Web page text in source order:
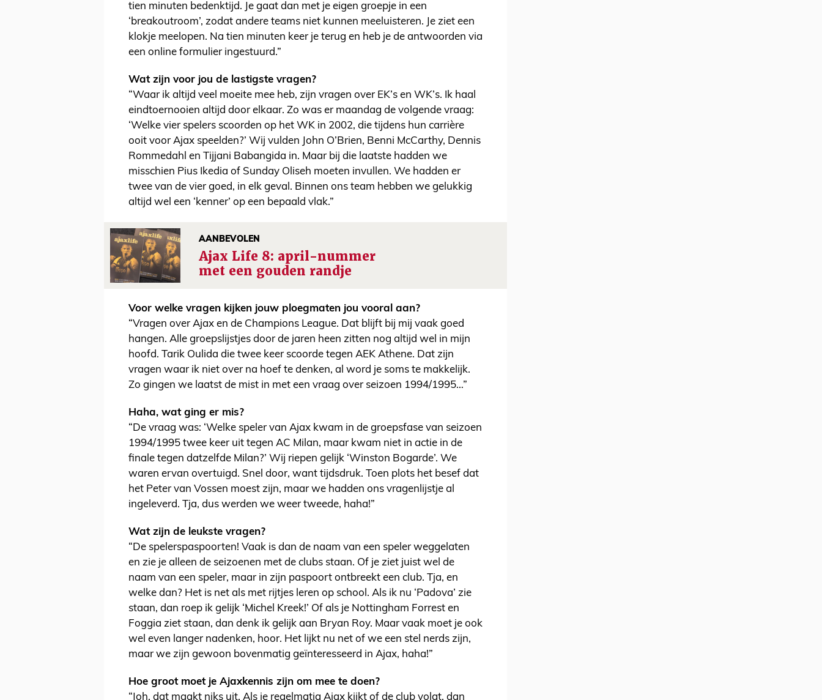
tien minuten bedenktijd. Je gaat dan met je eigen groepje in een
‘breakoutroom’, zodat andere teams niet kunnen meeluisteren. Je ziet een
klokje meelopen. Na tien minuten keer je terug en heb je de antwoorden via
een online formulier ingestuurd.”
Wat zijn voor jou de lastigste vragen?
“Waar ik altijd veel moeite mee heb, zijn vragen over EK’s en WK’s. Ik haal
eindtoernooien altijd door elkaar. Zo was er maandag de volgende vraag:
‘Welke vier spelers scoorden op het WK in 2002, die tijdens hun carrière
ooit voor Ajax speelden?’ Wij vulden John O’Brien, Benni McCarthy, Dennis
Rommedahl en Tijjani Babangida in. Maar bij die laatste hadden we
misschien Pius Ikedia of Sunday Oliseh moeten invullen. We hadden er
twee van de vier goed, in elk geval. Binnen ons team hebben we gelukkig
altijd wel een ‘kenner’ op een bepaald vlak.”
AANBEVOLEN
Ajax Life 8: april-nummer
met een gouden randje
Voor welke vragen kijken jouw ploegmaten jou vooral aan?
“Vragen over Ajax en de Champions League. Dat blijft bij mij vaak goed
hangen. Alle groepslijstjes door de jaren heen zitten nog altijd wel in mijn
hoofd. Tarik Oulida die twee keer scoorde tegen AEK Athene. Dat zijn
vragen waar ik niet over na hoef te denken, al word je soms te makkelijk.
Zo gingen we laatst de mist in met een vraag over seizoen 1994/1995…”
Haha, wat ging er mis?
“De vraag was: ‘Welke speler van Ajax kwam in de groepsfase van seizoen
1994/1995 twee keer uit tegen AC Milan, maar kwam niet in actie in de
finale tegen datzelfde Milan?’ Wij riepen gelijk ‘Winston Bogarde’. We
waren ervan overtuigd. Snel door, want tijdsdruk. Toen plots het besef dat
het Peter van Vossen moest zijn, maar we hadden ons vragenlijstje al
ingeleverd. Tja, dus werden we weer tweede, haha!”
Wat zijn de leukste vragen?
“De spelerspaspoorten! Vaak is dan de naam van een speler weggelaten
en zie je alleen de seizoenen met de clubs staan. Of je ziet juist wel de
naam van een speler, maar in zijn paspoort ontbreekt een club. Tja, en
welke dan? Het is net als met rijtjes leren op school. Als ik nu ‘Padova’ zie
staan, dan roep ik gelijk ‘Michel Kreek!’ Of als je Nottingham Forrest en
Foggia ziet staan, dan denk ik gelijk aan Bryan Roy. Maar vaak moet je ook
wel even langer nadenken, hoor. Het lijkt nu net of we een stel nerds zijn,
maar we zijn gewoon bovenmatig geïnteresseerd in Ajax, haha!”
Hoe groot moet je Ajaxkennis zijn om mee te doen?
“Joh, dat maakt niks uit. Als je regelmatig Ajax kijkt of de club volgt, dan